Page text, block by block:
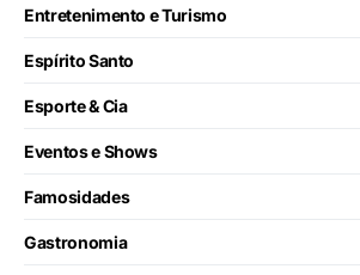
Entretenimento e Turismo
Espírito Santo
Esporte & Cia
Eventos e Shows
Famosidades
Gastronomia